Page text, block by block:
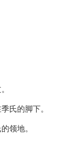
氏的脚下。
领地。